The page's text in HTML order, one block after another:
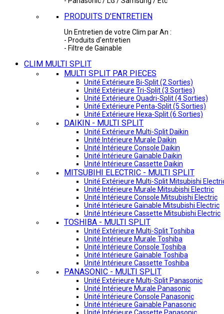
PRODUITS D'ENTRETIEN
Un Entretien de votre Clim par An :
- Produits d'entretien
- Filtre de Gainable
CLIM MULTI SPLIT
MULTI SPLIT PAR PIECES
Unité Extérieure Bi-Split (2 Sorties)
Unité Extérieure Tri-Split (3 Sorties)
Unité Extérieure Quadri-Split (4 Sorties)
Unité Extérieure Penta-Split (5 Sorties)
Unité Extérieure Hexa-Split (6 Sorties)
DAIKIN - MULTI SPLIT
Unité Extérieure Multi-Split Daikin
Unité Intérieure Murale Daikin
Unité Intérieure Console Daikin
Unité Intérieure Gainable Daikin
Unité Intérieure Cassette Daikin
MITSUBIHI ELECTRIC - MULTI SPLIT
Unité Extérieure Multi-Split Mitsubishi
Unité Intérieure Murale Mitsubishi Electric
Unité Intérieure Console Mitsubishi Electric
Unité Intérieure Gainable Mitsubishi Electric
Unité Intérieure Cassette Mitsubishi Electric
TOSHIBA - MULTI SPLIT
Unité Extérieure Multi-Split Toshiba
Unité Intérieure Murale Toshiba
Unité Intérieure Console Toshiba
Unité Intérieure Gainable Toshiba
Unité Intérieure Cassette Toshiba
PANASONIC - MULTI SPLIT
Unité Extérieure Multi-Split Panasonic
Unité Intérieure Murale Panasonic
Unité Intérieure Console Panasonic
Unité Intérieure Gainable Panasonic